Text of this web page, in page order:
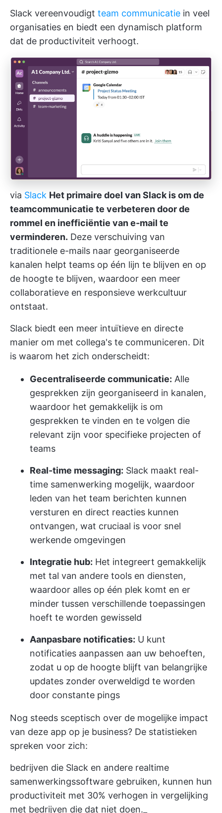
Slack vereenvoudigt team communicatie in veel
organisaties en biedt een dynamisch platform
dat de productiviteit verhoogt.
via Slack Het primaire doel van Slack is om de
teamcommunicatie te verbeteren door de
rommel en inefficiëntie van e-mail te
verminderen. Deze verschuiving van
traditionele e-mails naar georganiseerde
kanalen helpt teams op één lijn te blijven en op
de hoogte te blijven, waardoor een meer
collaboratieve en responsieve werkcultuur
ontstaat.
Slack biedt een meer intuïtieve en directe
manier om met collega's te communiceren. Dit
is waarom het zich onderscheidt:
Gecentraliseerde communicatie: Alle
gesprekken zijn georganiseerd in kanalen,
waardoor het gemakkelijk is om
gesprekken te vinden en te volgen die
relevant zijn voor specifieke projecten of
teams
Real-time messaging: Slack maakt real-
time samenwerking mogelijk, waardoor
leden van het team berichten kunnen
versturen en direct reacties kunnen
ontvangen, wat cruciaal is voor snel
werkende omgevingen
Integratie hub: Het integreert gemakkelijk
met tal van andere tools en diensten,
waardoor alles op één plek komt en er
minder tussen verschillende toepassingen
hoeft te worden gewisseld
Aanpasbare notificaties: U kunt
notificaties aanpassen aan uw behoeften,
zodat u op de hoogte blijft van belangrijke
updates zonder overweldigd te worden
door constante pings
Nog steeds sceptisch over de mogelijke impact
van deze app op je business? De statistieken
spreken voor zich:
bedrijven die Slack en andere realtime
samenwerkingssoftware gebruiken, kunnen hun
productiviteit met 30% verhogen in vergelijking
met bedrijven die dat niet doen._